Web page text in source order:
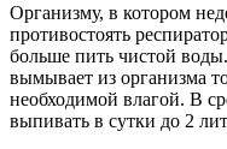
Организму, в котором
противостоять
больше пить чистой
вымывает из организма
необходимой влагой. В
выпивать в сутки до 2